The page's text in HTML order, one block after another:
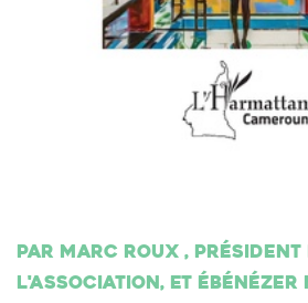
Par Marc Roux , président
l'association, et Ébénézer